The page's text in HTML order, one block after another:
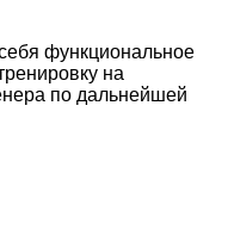
функциональное
на
по дальнейшей